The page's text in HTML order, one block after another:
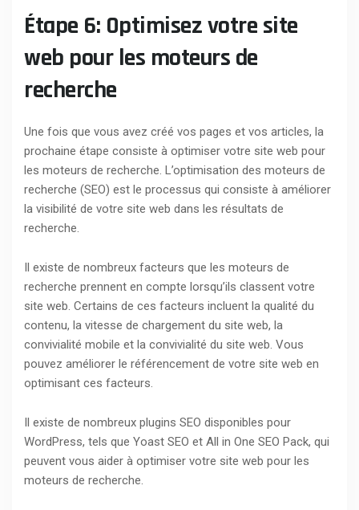
Étape 6: Optimisez votre site
web pour les moteurs de
recherche
Une fois que vous avez créé vos pages et vos articles, la
prochaine étape consiste à optimiser votre site web pour
les moteurs de recherche. L’optimisation des moteurs de
recherche (SEO) est le processus qui consiste à améliorer
la visibilité de votre site web dans les résultats de
recherche.
Il existe de nombreux facteurs que les moteurs de
recherche prennent en compte lorsqu’ils classent votre
site web. Certains de ces facteurs incluent la qualité du
contenu, la vitesse de chargement du site web, la
convivialité mobile et la convivialité du site web. Vous
pouvez améliorer le référencement de votre site web en
optimisant ces facteurs.
Il existe de nombreux plugins SEO disponibles pour
WordPress, tels que Yoast SEO et All in One SEO Pack, qui
peuvent vous aider à optimiser votre site web pour les
moteurs de recherche.